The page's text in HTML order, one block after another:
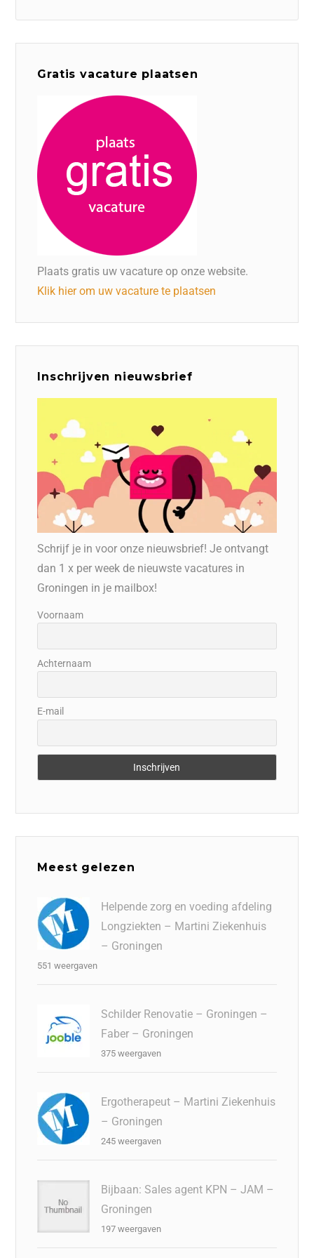
Gratis vacature plaatsen
Plaats gratis uw vacature op onze website.
Klik hier om uw vacature te plaatsen
Inschrijven nieuwsbrief
Schrijf je in voor onze nieuwsbrief! Je ontvangt
dan 1 x per week de nieuwste vacatures in
Groningen in je mailbox!
Voornaam
Achternaam
E-mail
Meest gelezen
Helpende zorg en voeding afdeling
Longziekten – Martini Ziekenhuis
– Groningen
551 weergaven
Schilder Renovatie – Groningen –
Faber – Groningen
375 weergaven
Ergotherapeut – Martini Ziekenhuis
– Groningen
245 weergaven
Bijbaan: Sales agent KPN – JAM –
Groningen
197 weergaven